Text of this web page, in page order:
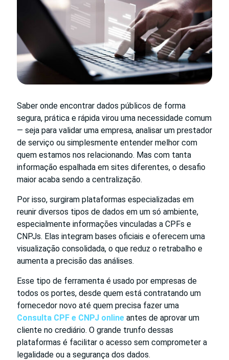
Saber onde encontrar dados públicos de forma
segura, prática e rápida virou uma necessidade comum
— seja para validar uma empresa, analisar um prestador
de serviço ou simplesmente entender melhor com
quem estamos nos relacionando. Mas com tanta
informação espalhada em sites diferentes, o desafio
maior acaba sendo a centralização.
Por isso, surgiram plataformas especializadas em
reunir diversos tipos de dados em um só ambiente,
especialmente informações vinculadas a CPFs e
CNPJs. Elas integram bases oficiais e oferecem uma
visualização consolidada, o que reduz o retrabalho e
aumenta a precisão das análises.
Esse tipo de ferramenta é usado por empresas de
todos os portes, desde quem está contratando um
fornecedor novo até quem precisa fazer uma
Consulta CPF e CNPJ online antes de aprovar um
cliente no crediário. O grande trunfo dessas
plataformas é facilitar o acesso sem comprometer a
legalidade ou a segurança dos dados.